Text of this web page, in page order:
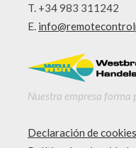
T. +34 983 311242
E.
Nuestra empresa forma
Declaración de cookies